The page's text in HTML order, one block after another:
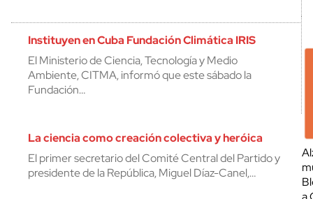
Instituyen en Cuba Fundación Climática IRIS
El Ministerio de Ciencia, Tecnología y Medio
Ambiente, CITMA, informó que este sábado la
Fundación…
La ciencia como creación colectiva y heróica
El primer secretario del Comité Central del Partido y
presidente de la República, Miguel Díaz-Canel,…